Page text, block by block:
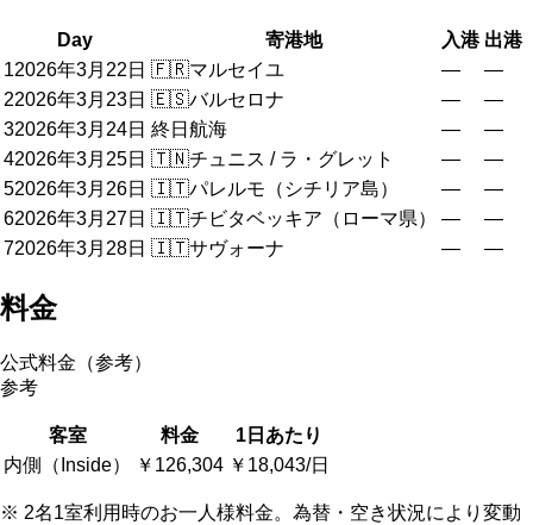
Day 寄港地 入港 出港
12026年3月22日 🇫🇷マルセイユ —
—
22026年3月23日 🇪🇸バルセロナ —
—
32026年3月24日 終日航海 —
—
42026年3月25日 🇹🇳チュニス / ラ・グレット —
—
52026年3月26日 🇮🇹パレルモ（シチリア島） —
—
62026年3月27日 🇮🇹チビタベッキア（ローマ県） —
—
72026年3月28日 🇮🇹サヴォーナ — —
料金
公式料金（参考）
参考
客室 料金
1日あたり
内側（Inside）
￥126,304 ￥18,043/日
※ 2名1室利用時のお一人様料金。為替・空き状況により変動